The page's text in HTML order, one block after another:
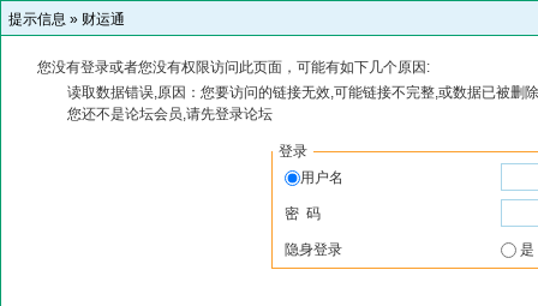
提示信息 » 财运通
您没有登录或者您没有权限访问此页面，可能有如下几个原因:
读取数据错误,原因：您要访问的链接无效,可能链接不完整,或数据已被删
您还不是论坛会员,请先登录论坛
登录
用户名
密 码
隐身登录